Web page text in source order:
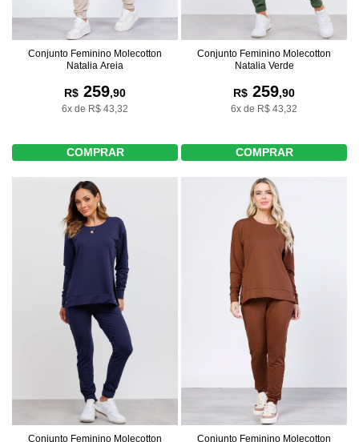
Conjunto Feminino Molecotton
Natalia Areia
R$ 259,90
6x de R$ 43,32
COMPRAR
Conjunto Feminino Molecotton
Natalia Verde
R$ 259,90
6x de R$ 43,32
COMPRAR
Conjunto Feminino Molecotton
Conjunto Feminino Molecotton